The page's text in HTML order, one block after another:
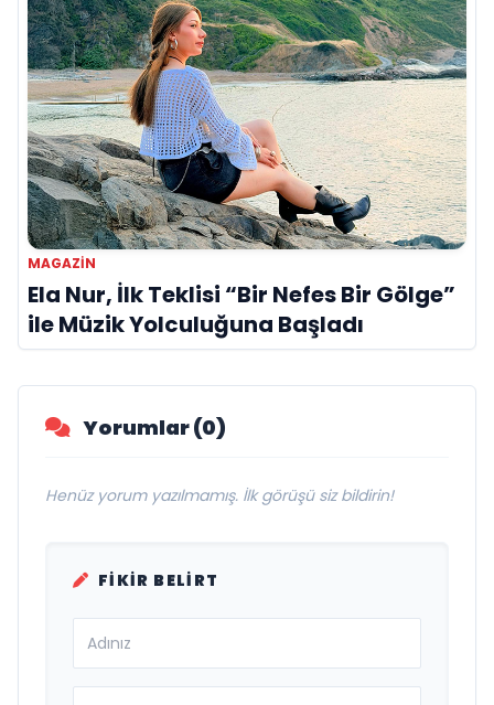
MAGAZIN
Ela Nur, İlk Teklisi “Bir Nefes Bir Gölge”
ile Müzik Yolculuğuna Başladı
Yorumlar (0)
Henüz yorum yazılmamış. İlk görüşü siz bildirin!
FIKIR BELIRT